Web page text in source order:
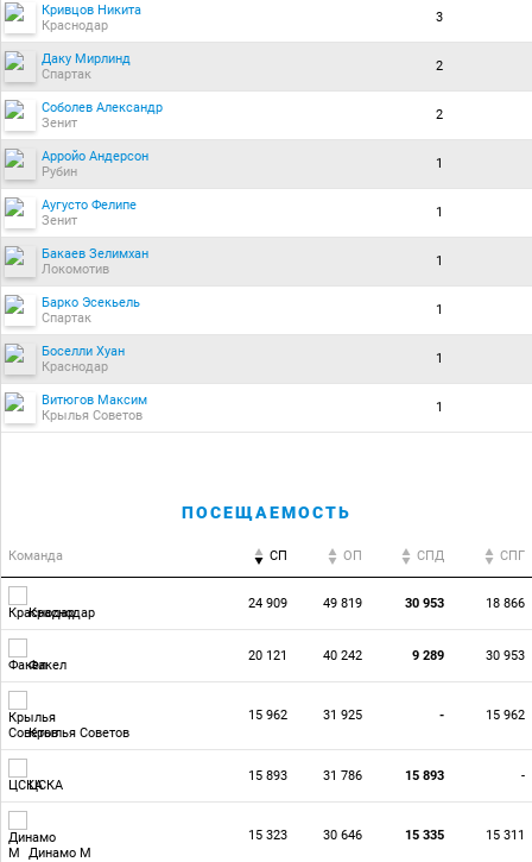
Кривцов Никита
Краснодар
3
Даку Мирлинд
Спартак
2
Соболев Александр
Зенит
2
Арройо Андерсон
Рубин
1
Аугусто Фелипе
Зенит
1
Бакаев Зелимхан
Локомотив
1
Барко Эсекьель
Спартак
1
Боселли Хуан
Краснодар
1
Витюгов Максим
Крылья Советов
1
ПОСЕЩАЕМОСТЬ
Команда СП ОП CПД CПГ
Краснодар
24 909 49 819 30 953 18 866
Факел
20 121 40 242 9 289 30 953
Крылья Советов
15 962 31 925 - 15 962
ЦСКА
15 893 31 786 15 893 -
Динамо М
15 323 30 646 15 335 15 311